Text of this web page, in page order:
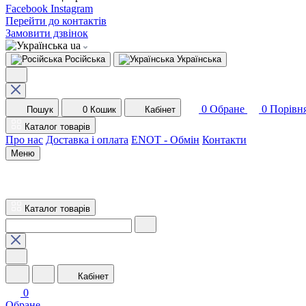
Facebook Instagram
Перейти до контактів
Замовити дзвінок
ua
Російська Українська
Пошук 0 Кошик Кабінет 0 Обране 0
Каталог товарів
Про нас Доставка і оплата ENOT - Обмін Контакти
Меню
Каталог товарів
Кабінет
0